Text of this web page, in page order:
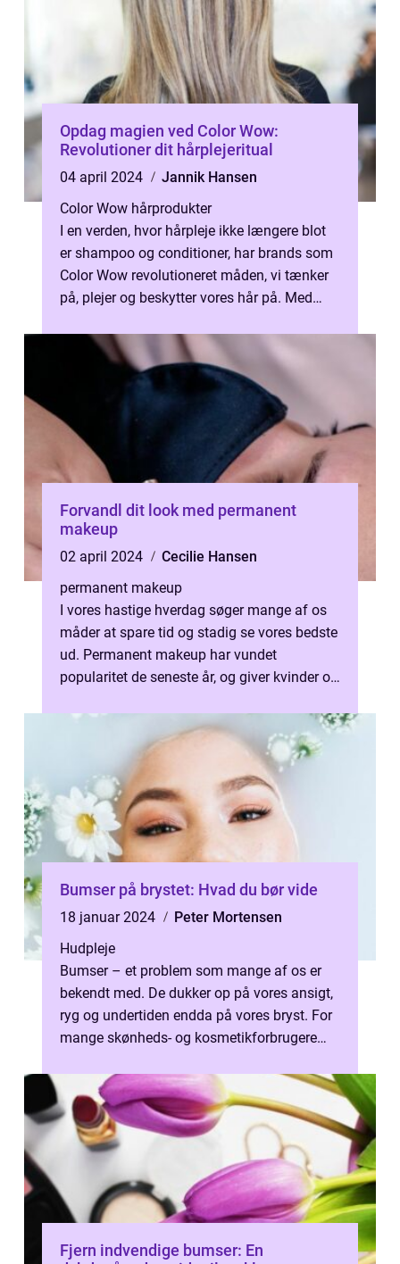
Opdag magien ved Color Wow:
Revolutioner dit hårplejeritual
04 april 2024
Jannik Hansen
Color Wow hårprodukter
I en verden, hvor hårpleje ikke længere blot
er shampoo og conditioner, har brands som
Color Wow revolutioneret måden, vi tænker
på, plejer og beskytter vores hår på. Med
Forvandl dit look med permanent
makeup
02 april 2024
Cecilie Hansen
permanent makeup
I vores hastige hverdag søger mange af os
måder at spare tid og stadig se vores bedste
ud. Permanent makeup har vundet
popularitet de seneste år, og giver kvinder og
Bumser på brystet: Hvad du bør vide
18 januar 2024
Peter Mortensen
Hudpleje
Bumser – et problem som mange af os er
bekendt med. De dukker op på vores ansigt,
ryg og undertiden endda på vores bryst. For
mange skønheds- og kosmetikforbrugere
Fjern indvendige bumser: En